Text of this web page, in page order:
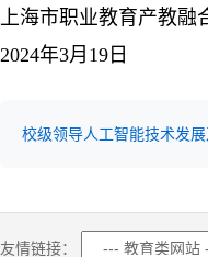
上海市职业教育产教融
2024年3月19日
校级领导人工智能技术发
友情链接：